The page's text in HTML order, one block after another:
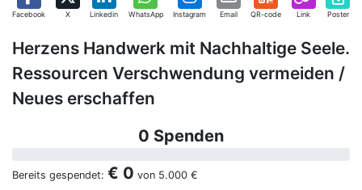
Facebook X Linkedin WhatsApp Instagram Email QR-code Link Poster
Herzens Handwerk mit Nachhaltige Seele.
Ressourcen Verschwendung vermeiden /
Neues erschaffen
0 Spenden
Bereits gespendet: € 0 von 5.000 €